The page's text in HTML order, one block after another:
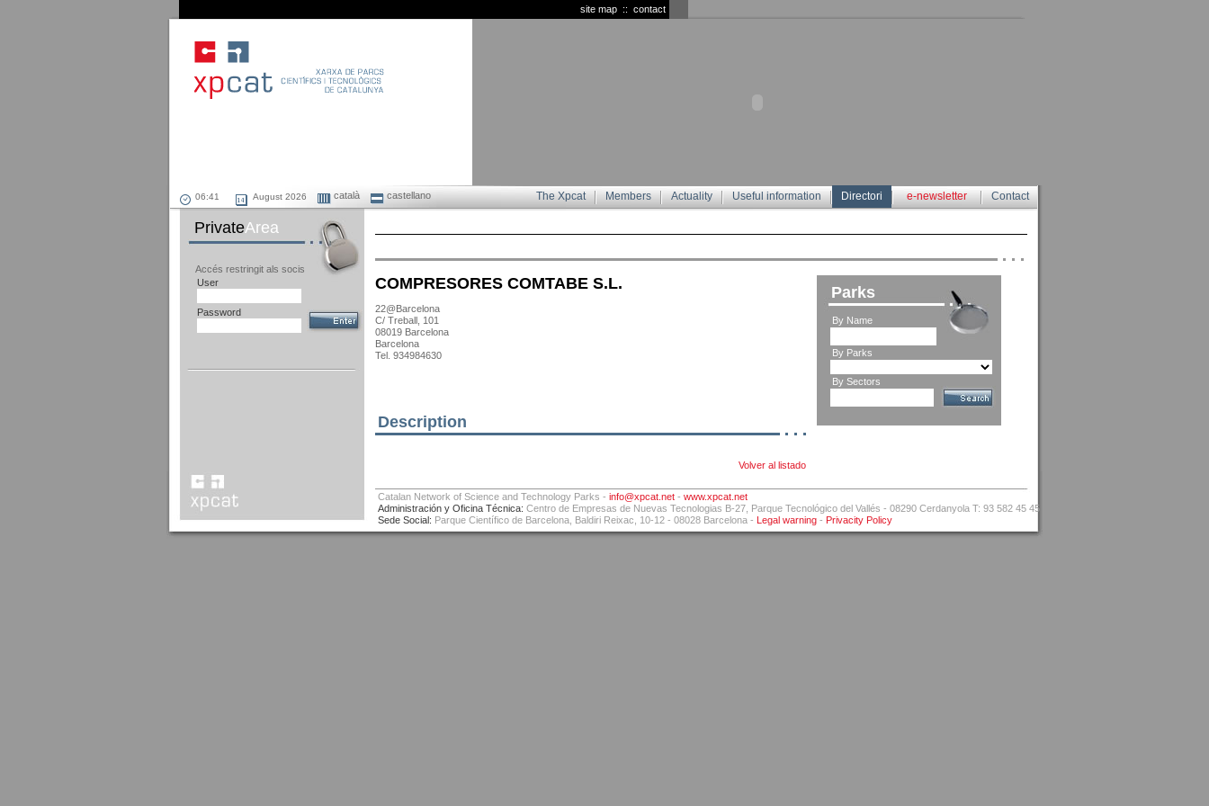
contact
::
site map
August 2026 català castellano Contact
e-newsletter
Directori
Useful information
Actuality
Members
The Xpcat
PrivateArea
Accés restringit als socis
User
Password
COMPRESORES COMTABE S.L.
22@Barcelona
C/ Treball, 101
08019 Barcelona
Barcelona
Tel. 934984630
Description
Volver al listado
Parks
By Name
By Parks
By Sectors
Catalan Network of Science and Technology Parks - info@xpcat.net - www.xpcat.net
Administración y Oficina Técnica: Centro de Empresas de Nuevas Tecnologias B-27, Parque Tecnológico del Vallés - 08290 Cerdanyola T: 93 582 45 45
Sede Social: Parque Científico de Barcelona, Baldiri Reixac, 10-12 - 08028 Barcelona - Legal warning - Privacity Policy